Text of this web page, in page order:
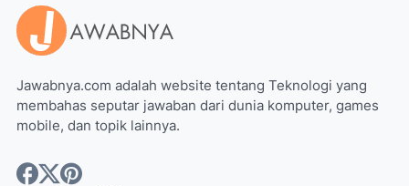
Jawabnya.com adalah website tentang Teknologi yang
membahas seputar jawaban dari dunia komputer, games
mobile, dan topik lainnya.